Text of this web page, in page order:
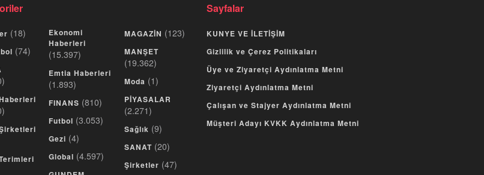
(18)
(74)
Ekonomi
Haberleri
(15.397)
Emtia Haberleri
(1.893)
FINANS (810)
Futbol (3.053)
Gezi (4)
Global (4.597)
MAGAZİN (123)
MANŞET
(19.362)
Moda (1)
PİYASALAR
(2.271)
Sağlık (9)
SANAT (20)
Şirketler (47)
Sayfalar
KUNYE VE İLETİŞİM
Gizlilik ve Çerez Politikaları
Üye ve Ziyaretçi Aydınlatma Metni
Ziyaretçi Aydınlatma Metni
Çalışan ve Stajyer Aydınlatma Metni
Müşteri Adayı KVKK Aydınlatma Metni